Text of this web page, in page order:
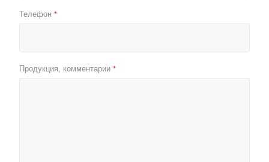
Телефон *
Продукция, комментарии *